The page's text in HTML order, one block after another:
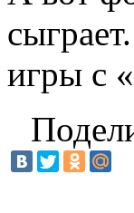
игры с